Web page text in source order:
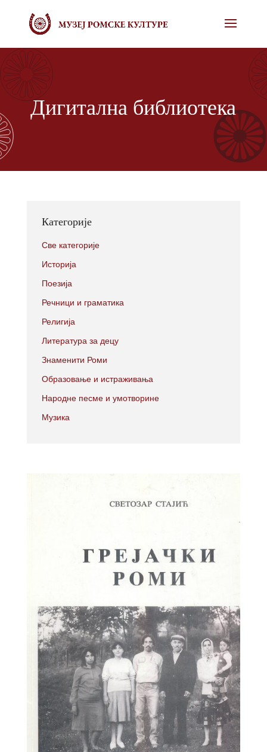
Дигитална библиотека
Категорије
Све категорије
Историја
Поезија
Речници и граматика
Религија
Литература за децу
Знаменити Роми
Образовање и истраживања
Народне песме и умотворине
Музика